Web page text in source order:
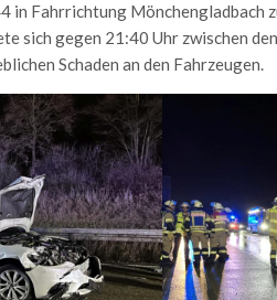
in Fahrrichtung Mönchengladbach
sich gegen 21:40 Uhr zwischen
Schaden an den Fahrzeugen.